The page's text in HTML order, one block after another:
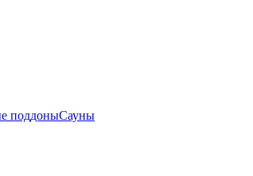
поддоныСауны